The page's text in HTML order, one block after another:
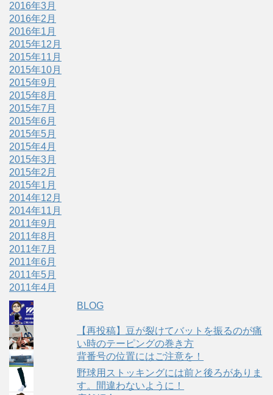
2016年3月
2016年2月
2016年1月
2015年12月
2015年11月
2015年10月
2015年9月
2015年8月
2015年7月
2015年6月
2015年5月
2015年4月
2015年3月
2015年2月
2015年1月
2014年12月
2014年11月
2011年9月
2011年8月
2011年7月
2011年6月
2011年5月
2011年4月
BLOG
【再投稿】豆が裂けてバットを振るのが痛
い時のテーピングの巻き方
背番号の位置にはご注意を！
野球用ストッキングには前と後ろがありま
す。間違わないように！